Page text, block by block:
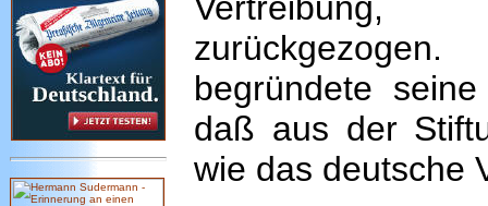
begründete
daß aus der
wie das deutsche